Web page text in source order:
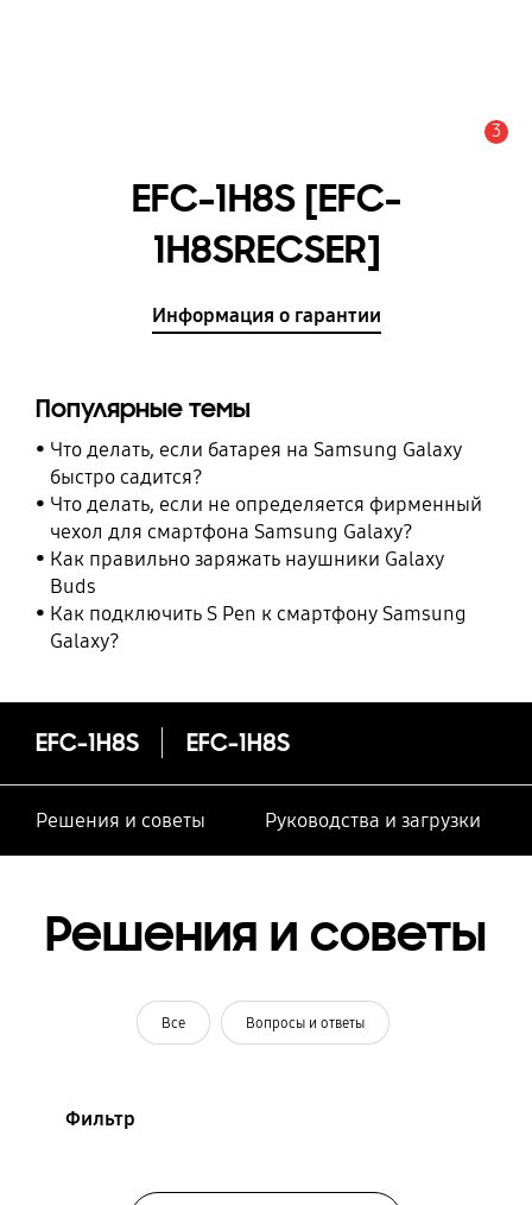
3
EFC-1H8S [EFC-
1H8SRECSER]
Информация о гарантии
Популярные темы
Что делать, если батарея на Samsung Galaxy
быстро садится?
Что делать, если не определяется фирменный
чехол для смартфона Samsung Galaxy?
Как правильно заряжать наушники Galaxy
Buds
Как подключить S Pen к смартфону Samsung
Galaxy?
EFC-1H8S EFC-1H8S
Решения и советы Руководства и загрузки
Решения и советы
Все Вопросы и ответы
Фильтр